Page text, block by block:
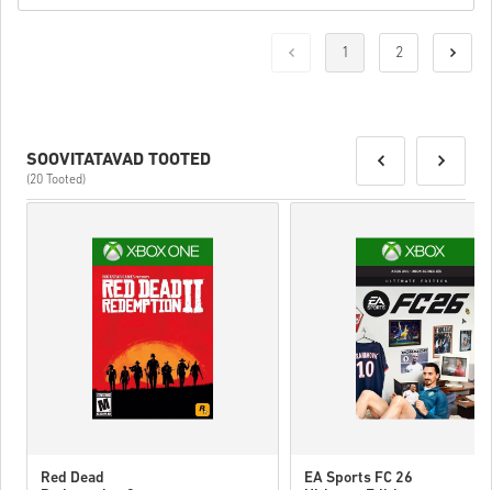
1 2
SOOVITATAVAD TOOTED
(20 Tooted)
Red Dead
EA Sports FC 26